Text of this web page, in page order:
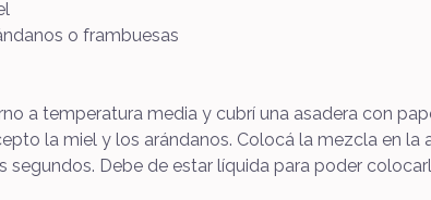
o frambuesas
a temperatura media y cubrí una asadera con
la miel y los arándanos. Colocá la mezcla en
segundos. Debe de estar líquida para poder